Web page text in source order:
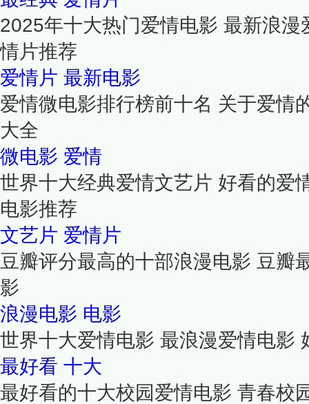
2025年十大热门爱情电影 最新浪
情片推荐
爱情片 最新电影
爱情微电影排行榜前十名 关于爱情
大全
微电影 爱情
世界十大经典爱情文艺片 好看的爱
电影推荐
文艺片 爱情片
豆瓣评分最高的十部浪漫电影 豆瓣
影
浪漫电影 电影
世界十大爱情电影 最浪漫爱情电影
最好看 十大
最好看的十大校园爱情电影 青春校